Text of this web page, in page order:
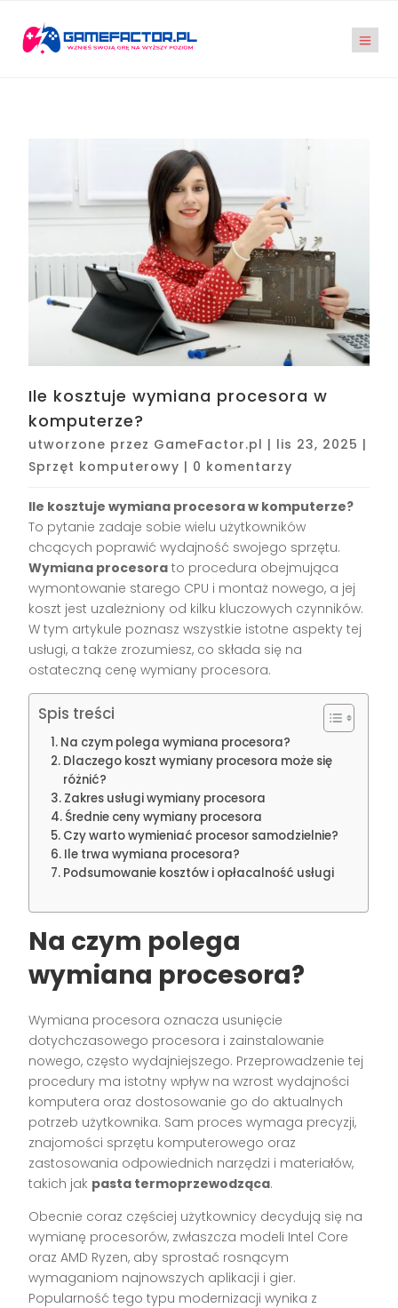
Ile kosztuje wymiana procesora w
komputerze?
utworzone przez GameFactor.pl | lis 23, 2025 |
Sprzęt komputerowy | 0 komentarzy
Ile kosztuje wymiana procesora w komputerze?
To pytanie zadaje sobie wielu użytkowników
chcących poprawić wydajność swojego sprzętu.
Wymiana procesora to procedura obejmująca
wymontowanie starego CPU i montaż nowego, a jej
koszt jest uzależniony od kilku kluczowych czynników.
W tym artykule poznasz wszystkie istotne aspekty tej
usługi, a także zrozumiesz, co składa się na
ostateczną cenę wymiany procesora.
Spis treści
Na czym polega wymiana procesora?
Dlaczego koszt wymiany procesora może się
różnić?
Zakres usługi wymiany procesora
Średnie ceny wymiany procesora
Czy warto wymieniać procesor samodzielnie?
Ile trwa wymiana procesora?
Podsumowanie kosztów i opłacalność usługi
Na czym polega
wymiana procesora?
Wymiana procesora oznacza usunięcie
dotychczasowego procesora i zainstalowanie
nowego, często wydajniejszego. Przeprowadzenie tej
procedury ma istotny wpływ na wzrost wydajności
komputera oraz dostosowanie go do aktualnych
potrzeb użytkownika. Sam proces wymaga precyzji,
znajomości sprzętu komputerowego oraz
zastosowania odpowiednich narzędzi i materiałów,
takich jak pasta termoprzewodząca.
Obecnie coraz częściej użytkownicy decydują się na
wymianę procesorów, zwłaszcza modeli Intel Core
oraz AMD Ryzen, aby sprostać rosnącym
wymaganiom najnowszych aplikacji i gier.
Popularność tego typu modernizacji wynika z